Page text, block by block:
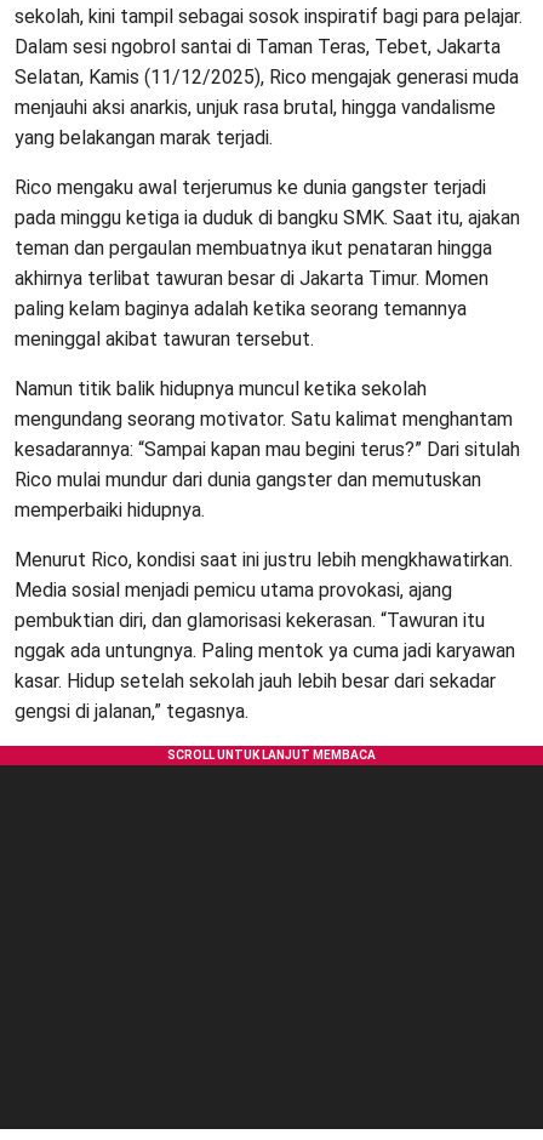
sekolah, kini tampil sebagai sosok inspiratif bagi para pelajar.
Dalam sesi ngobrol santai di Taman Teras, Tebet, Jakarta
Selatan, Kamis (11/12/2025), Rico mengajak generasi muda
menjauhi aksi anarkis, unjuk rasa brutal, hingga vandalisme
yang belakangan marak terjadi.
Rico mengaku awal terjerumus ke dunia gangster terjadi
pada minggu ketiga ia duduk di bangku SMK. Saat itu, ajakan
teman dan pergaulan membuatnya ikut penataran hingga
akhirnya terlibat tawuran besar di Jakarta Timur. Momen
paling kelam baginya adalah ketika seorang temannya
meninggal akibat tawuran tersebut.
Namun titik balik hidupnya muncul ketika sekolah
mengundang seorang motivator. Satu kalimat menghantam
kesadarannya: “Sampai kapan mau begini terus?” Dari situlah
Rico mulai mundur dari dunia gangster dan memutuskan
memperbaiki hidupnya.
Menurut Rico, kondisi saat ini justru lebih mengkhawatirkan.
Media sosial menjadi pemicu utama provokasi, ajang
pembuktian diri, dan glamorisasi kekerasan. “Tawuran itu
nggak ada untungnya. Paling mentok ya cuma jadi karyawan
kasar. Hidup setelah sekolah jauh lebih besar dari sekadar
gengsi di jalanan,” tegasnya.